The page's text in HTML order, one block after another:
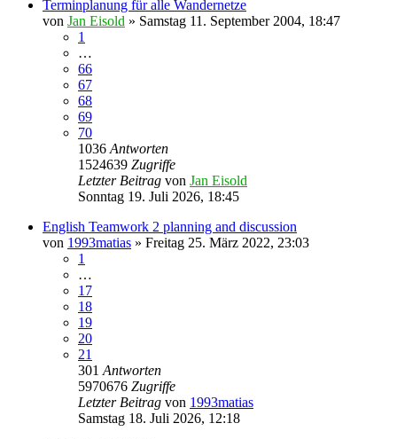
Terminplanung für alle Wandernetze
von Jan Eisold » Samstag 11. September 2004, 18:47
1
…
66
67
68
69
70
1036 Antworten
1524639 Zugriffe
Letzter Beitrag von Jan Eisold
Sonntag 19. Juli 2026, 18:45
English Teamwork 2 planning and discussion
von 1993matias » Freitag 25. März 2022, 23:03
1
…
17
18
19
20
21
301 Antworten
5970676 Zugriffe
Letzter Beitrag von 1993matias
Samstag 18. Juli 2026, 12:18